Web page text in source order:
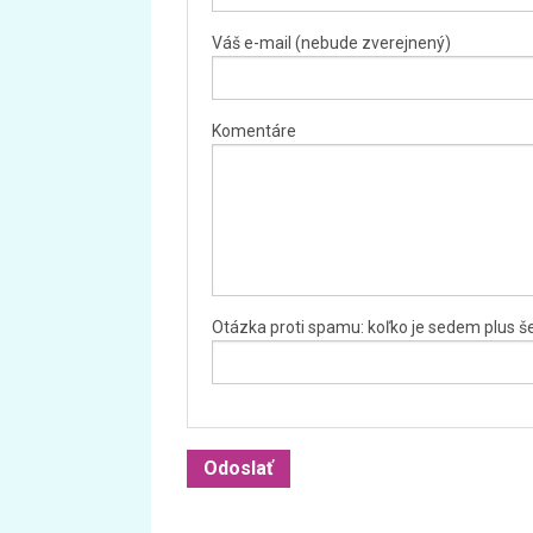
Váš e-mail (nebude zverejnený)
Komentáre
Otázka proti spamu: koľko je sedem plus